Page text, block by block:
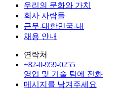
우리의 문화와 가치
회사 사람들
근무-대한민국-내
채용 안내
연락처
+82-0-959-0255
영업 및 기술 팀에 전화
메시지를 남겨주세요